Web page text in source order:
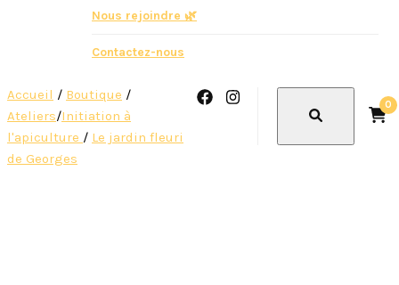
Nous rejoindre 🌿
Contactez-nous
0
Accueil / Boutique /
Ateliers/Initiation à
l'apiculture / Le jardin fleuri
de Georges